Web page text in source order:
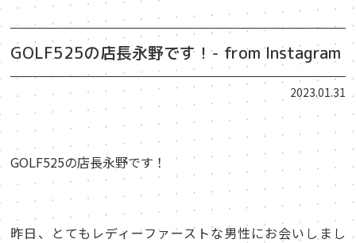
GOLF525の店長永野です！️- from Instagram
2023.01.31
GOLF525の店長永野です！️
昨日、とてもレディーファーストな男性にお会いしまし